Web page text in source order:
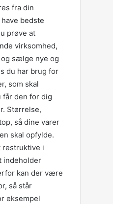
fra din
bedste
prøve at
virksomhed,
sælge nye og
du har brug for
som skal
får den for dig
Størrelse,
så dine varer
skal opfylde.
restruktive i
indeholder
kan der være
så står
eksempel
på kulturejse
Magento
for et
resultat
kan noget
særligt